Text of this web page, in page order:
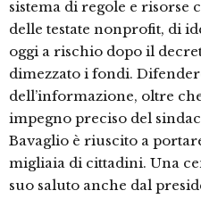
sistema di regole e risorse
delle testate nonprofit, di
oggi a rischio dopo il
dimezzato i fondi.
dell’informazione, oltre
impegno preciso del
Bavaglio è riuscito a
migliaia di cittadini. Una
suo saluto anche dal